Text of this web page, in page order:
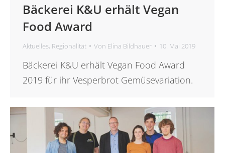
Bäckerei K&U erhält Vegan
Food Award
Aktuelles, Regionalität Von Elina Bildhauer 10. Mai 2019
Bäckerei K&U erhält Vegan Food Award
2019 für ihr Vesperbrot Gemüsevariation.